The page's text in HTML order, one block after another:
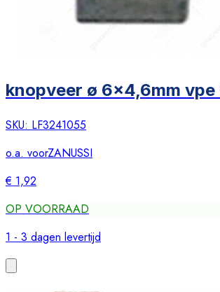
knopveer ø 6x4,6mm vpe
SKU: LF3241055
o.a. voorZANUSSI
€ 1,92
OP VOORRAAD
1 - 3 dagen levertijd